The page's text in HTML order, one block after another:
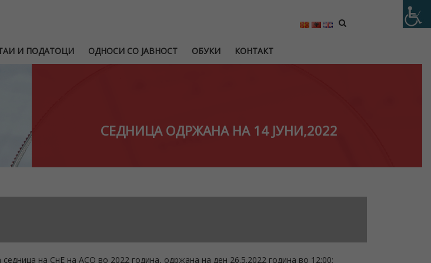
И ПОДАТОЦИ ОДНОСИ СО ЈАВНОСТ ОБУКИ КОНТАКТ
СЕДНИЦА ОДРЖАНА НА 14 ЈУНИ,2022
седница на СнЕ на АСО во 2022 година, одржана на ден 26.5.2022 година во 12:00;